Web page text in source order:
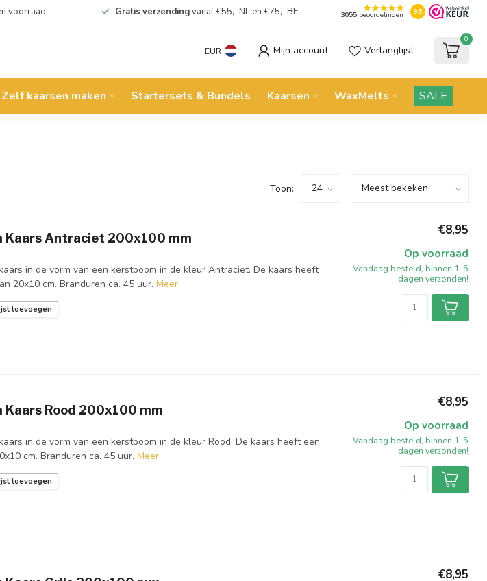
voorraad Gratis verzendingvanaf €55,- NL en €75,- BE 3055beoordelingen 9.5
EUR Mijn account Verlanglijst
0
Zelf kaarsen maken Startersets & Bundels Kaarsen WaxMelts SALE
Toon:
Kaars Antraciet 200x100 mm
in de vorm van een kerstboom in de kleur Antraciet. De kaars heeft
20x10 cm. Branduren ca. 45 uur. Meer
toevoegen
€8,95
Op voorraad
Vandaag besteld, binnen 1-5
dagen verzonden!
Kaars Rood 200x100 mm
in de vorm van een kerstboom in de kleur Rood. De kaars heeft een
cm. Branduren ca. 45 uur. Meer
toevoegen
€8,95
Op voorraad
Vandaag besteld, binnen 1-5
dagen verzonden!
€8,95